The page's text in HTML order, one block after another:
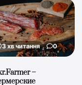
3 хв читання 0
–